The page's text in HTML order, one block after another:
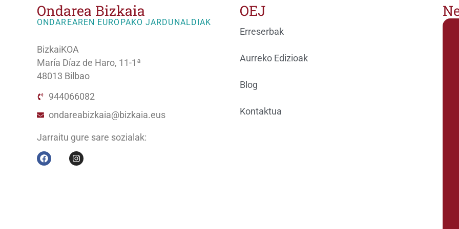
Ondarea Bizkaia
ONDAREAREN EUROPAKO JARDUNALDIAK
BizkaiKOA
María Díaz de Haro, 11-1ª
48013 Bilbao
944066082
ondareabizkaia@bizkaia.eus
Jarraitu gure sare sozialak:
OEJ
Erreserbak
Aurreko Edizioak
Blog
Kontaktua